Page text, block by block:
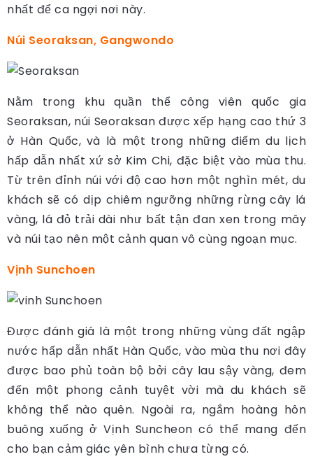
nhất để ca ngợi nơi này.
Núi Seoraksan, Gangwondo
Nằm trong khu quần thể công viên quốc gia
Seoraksan, núi Seoraksan được xếp hạng cao thứ 3
ở Hàn Quốc, và là một trong những điểm du lịch
hấp dẫn nhất xứ sở Kim Chi, đặc biệt vào mùa thu.
Từ trên đỉnh núi với độ cao hơn một nghìn mét, du
khách sẽ có dịp chiêm ngưỡng những rừng cây lá
vàng, lá đỏ trải dài như bất tận đan xen trong mây
và núi tạo nên một cảnh quan vô cùng ngoạn mục.
Vịnh Sunchoen
Được đánh giá là một trong những vùng đất ngập
nước hấp dẫn nhất Hàn Quốc, vào mùa thu nơi đây
được bao phủ toàn bộ bởi cây lau sậy vàng, đem
đến một phong cảnh tuyệt vời mà du khách sẽ
không thể nào quên. Ngoài ra, ngắm hoàng hôn
buông xuống ở Vịnh Suncheon có thể mang đến
cho bạn cảm giác yên bình chưa từng có.